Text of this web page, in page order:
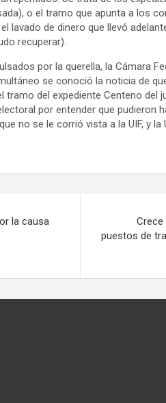
o el tramo que apunta a los
lavado de dinero que llevó
recuperar).
por la querella, la Cámara
se conoció la noticia de
del expediente Centeno del
por entender que pudieron
no se le corrió vista a la UIF, y
la causa
Crece
puestos de